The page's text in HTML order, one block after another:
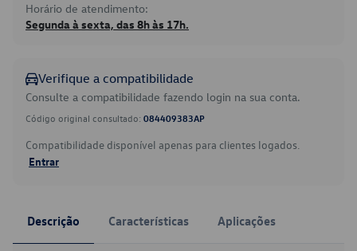
Horário de atendimento:
Segunda à sexta, das 8h às 17h.
Verifique a compatibilidade
Consulte a compatibilidade fazendo login na sua conta.
Código original consultado: 084409383AP
Compatibilidade disponível apenas para clientes logados.
Entrar
Descrição Características Aplicações